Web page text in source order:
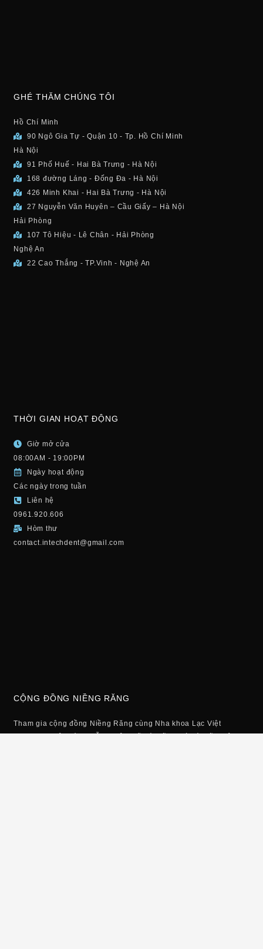
GHÉ THĂM CHÚNG TÔI
Hồ Chí Minh
90 Ngô Gia Tự - Quận 10 - Tp. Hồ Chí Minh
Hà Nội
91 Phố Huế - Hai Bà Trưng - Hà Nội
168 đường Láng - Đống Đa - Hà Nội
426 Minh Khai - Hai Bà Trưng - Hà Nội
27 Nguyễn Văn Huyên – Cầu Giấy – Hà Nội
Hải Phòng
107 Tô Hiệu - Lê Chân - Hải Phòng
Nghệ An
22 Cao Thắng - TP.Vinh - Nghệ An
THỜI GIAN HOẠT ĐỘNG
Giờ mở cửa
08:00AM - 19:00PM
Ngày hoạt động
Các ngày trong tuần
Liên hệ
0961.920.606
Hòm thư
contact.intechdent@gmail.com
CỘNG ĐỒNG NIỀNG RĂNG
Tham gia cộng đồng Niềng Răng cùng Nha khoa Lạc Việt
Intech. Tại đây có sự hỗ trợ đội ngũ bác sĩ, trợ lý bác sĩ. Nhận